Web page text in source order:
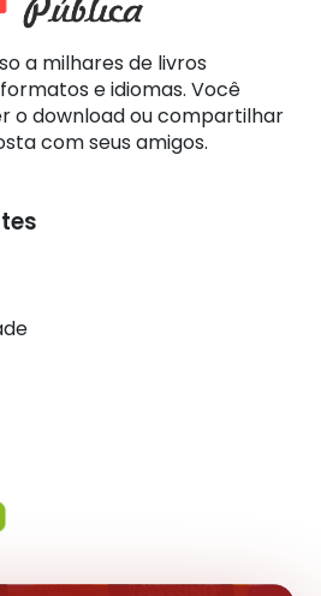
a milhares de livros
e idiomas. Você
o download ou compartilhar
com seus amigos.